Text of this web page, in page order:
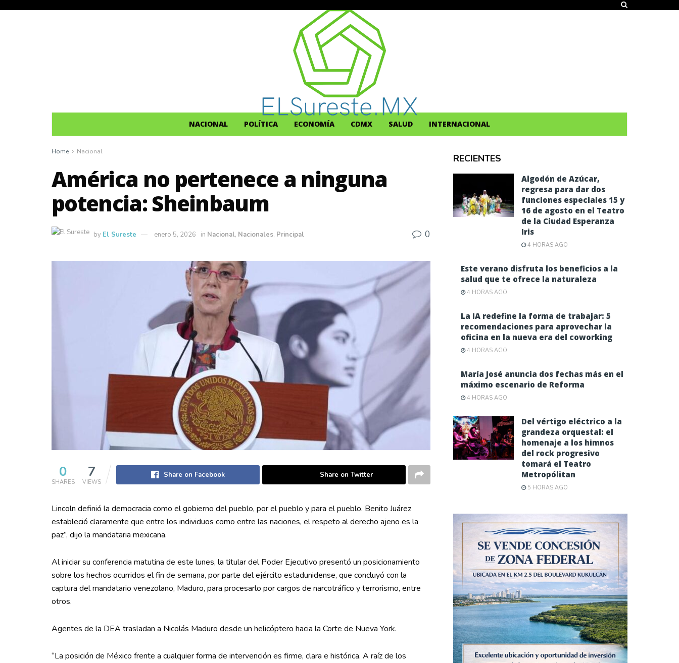
NACIONAL POLÍTICA ECONOMÍA CDMX SALUD INTERNACIONAL
Home Nacional
América no pertenece a ninguna
potencia: Sheinbaum
by El Sureste enero 5, 2026 in Nacional, Nacionales, Principal 0
0
SHARES
7
VIEWS
Share on Facebook Share on Twitter
Lincoln definió la democracia como el gobierno del pueblo, por el pueblo y para el pueblo. Benito Juárez
estableció claramente que entre los individuos como entre las naciones, el respeto al derecho ajeno es la
paz”, dijo la mandataria mexicana.
Al iniciar su conferencia matutina de este lunes, la titular del Poder Ejecutivo presentó un posicionamiento
sobre los hechos ocurridos el fin de semana, por parte del ejército estadunidense, que concluyó con la
captura del mandatario venezolano, Maduro, para procesarlo por cargos de narcotráfico y terrorismo, entre
otros.
Agentes de la DEA trasladan a Nicolás Maduro desde un helicóptero hacia la Corte de Nueva York.
“La posición de México frente a cualquier forma de intervención es firme, clara e histórica. A raíz de los
RECIENTES
Algodón de Azúcar,
regresa para dar dos
funciones especiales 15 y
16 de agosto en el Teatro
de la Ciudad Esperanza
Iris
4 HORAS AGO
Este verano disfruta los beneficios a la
salud que te ofrece la naturaleza
4 HORAS AGO
La IA redefine la forma de trabajar: 5
recomendaciones para aprovechar la
oficina en la nueva era del coworking
4 HORAS AGO
María José anuncia dos fechas más en el
máximo escenario de Reforma
4 HORAS AGO
Del vértigo eléctrico a la
grandeza orquestal: el
homenaje a los himnos
del rock progresivo
tomará el Teatro
Metropólitan
5 HORAS AGO